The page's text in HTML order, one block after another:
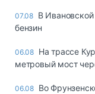
07.08 В
бензин
06.08 На трассе
метровый мост
06.08 Во